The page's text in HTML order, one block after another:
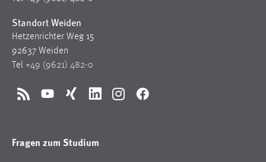
Standort Weiden
Hetzenrichter Weg 15
92637 Weiden
Tel +49 (9621) 482-0
RSS YouTubeXing LinkedInInstagramFacebook
Fragen zum Studium
Cookie Laufzeit:
Max. 13 Monate
MARKETING
Marketing Cookies werden von Drittanbietern
hinweg verfolgen.